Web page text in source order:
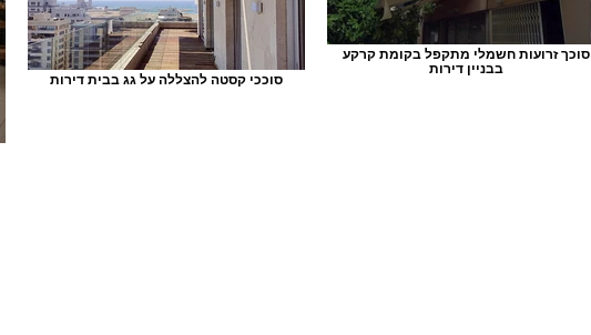
סוככי קסטה להצללה על גג בבית דירות
סוכך זרועות חשמלי מתקפל בקומת קרקע
בבניין דירות